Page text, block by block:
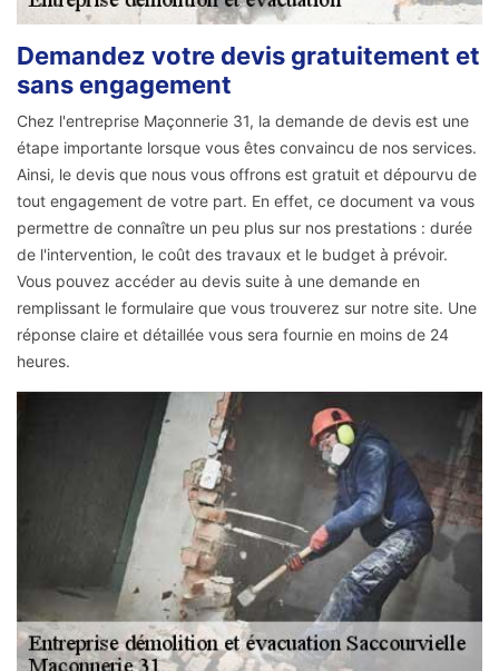
Demandez votre devis gratuitement et
sans engagement
Chez l'entreprise Maçonnerie 31, la demande de devis est une
étape importante lorsque vous êtes convaincu de nos services.
Ainsi, le devis que nous vous offrons est gratuit et dépourvu de
tout engagement de votre part. En effet, ce document va vous
permettre de connaître un peu plus sur nos prestations : durée
de l'intervention, le coût des travaux et le budget à prévoir.
Vous pouvez accéder au devis suite à une demande en
remplissant le formulaire que vous trouverez sur notre site. Une
réponse claire et détaillée vous sera fournie en moins de 24
heures.